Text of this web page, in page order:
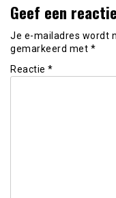
Geef een reactie
Je e-mailadres wordt
gemarkeerd met *
Reactie *